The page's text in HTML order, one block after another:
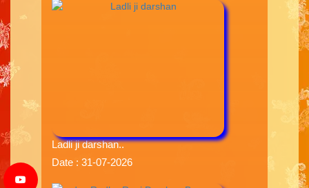
Ladli ji darshan..
Date : 31-07-2026